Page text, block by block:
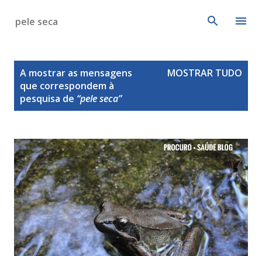
A mostrar as mensagens
que correspondem à
pesquisa de pele seca
MOSTRAR TUDO